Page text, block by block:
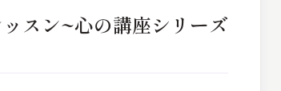
スン~心の講座シリーズ